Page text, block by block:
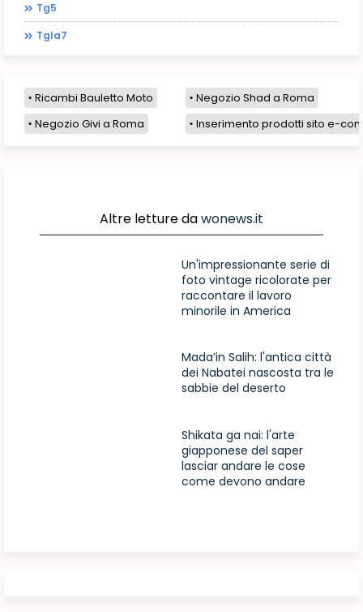
Tg5
Tgla7
Ricambi Bauletto Moto
Negozio Shad a Roma
Negozio Givi a Roma
Inserimento prodotti sito e-
Altre letture dawonews.it
Un'impressionante serie di
foto vintage ricolorate per
raccontare il lavoro
minorile in America
Mada’in Salih: l'antica città
dei Nabatei nascosta tra le
sabbie del deserto
Shikata ga nai: l'arte
giapponese del saper
lasciar andare le cose
come devono andare